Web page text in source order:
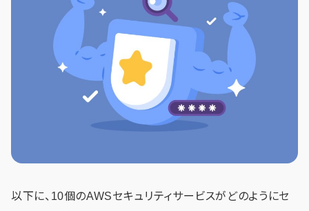
以下に、10個のAWSセキュリティサービスがどのようにセ